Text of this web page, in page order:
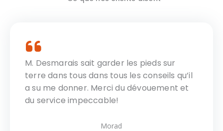
M. Desmarais sait garder les pieds sur
terre dans tous dans tous les conseils qu’il
a su me donner. Merci du dévouement et
du service impeccable!
Morad